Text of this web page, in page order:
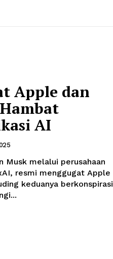
Apple dan
AI
Musk melalui perusahaan
resmi menggugat Apple
keduanya berkonspirasi